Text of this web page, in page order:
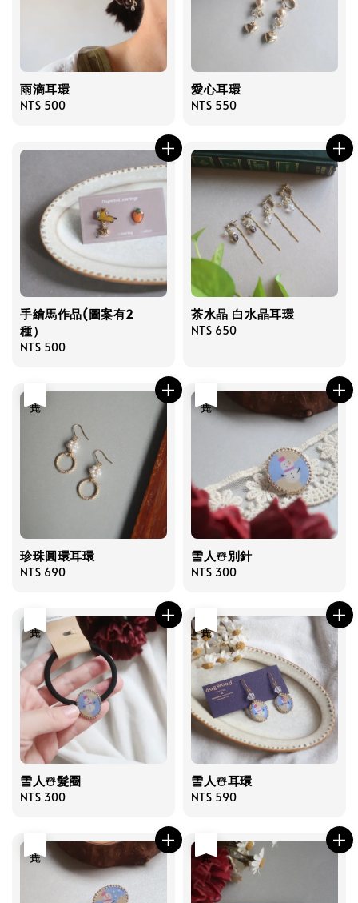
雨滴耳環
Regular
NT$ 500
愛心耳環
Regular
NT$ 550
手繪馬作品(圖案有2
種）
Regular
NT$ 500
茶水晶 白水晶耳環
Regular
NT$ 650
珍珠圓環耳環
Regular
NT$ 690
雪人☃️別針
Regular
NT$ 300
雪人☃️髮圈
Regular
NT$ 300
雪人☃️耳環
Regular
NT$ 590